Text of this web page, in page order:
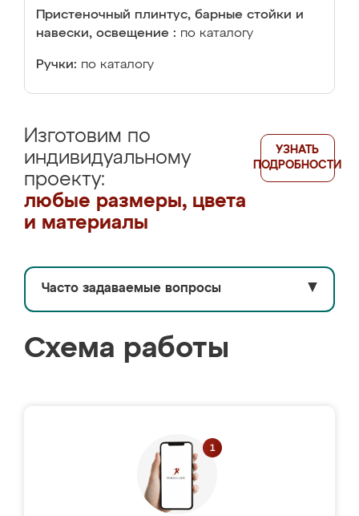
Пристеночный плинтус, барные стойки и
навески, освещение : по каталогу
Ручки: по каталогу
Изготовим по
индивидуальному
проекту:
любые размеры, цвета
и материалы
УЗНАТЬ
ПОДРОБНОСТИ
Часто задаваемые вопросы ▼
Схема работы